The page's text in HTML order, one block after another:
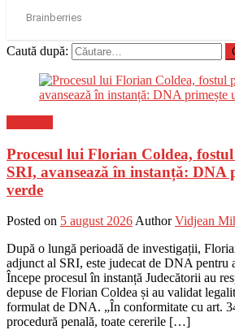
Caută după:
Procesul lui Florian Coldea,
SRI, avansează în instanță: DNA
verde
Posted on 5 august 2026 Author Vidjean
După o lungă perioadă de investigații,
adjunct al SRI, este judecat de DNA pentru
Începe procesul în instanță Judecătorii au
depuse de Florian Coldea și au validat
formulat de DNA. „În conformitate cu art.
procedură penală, toate cererile […]